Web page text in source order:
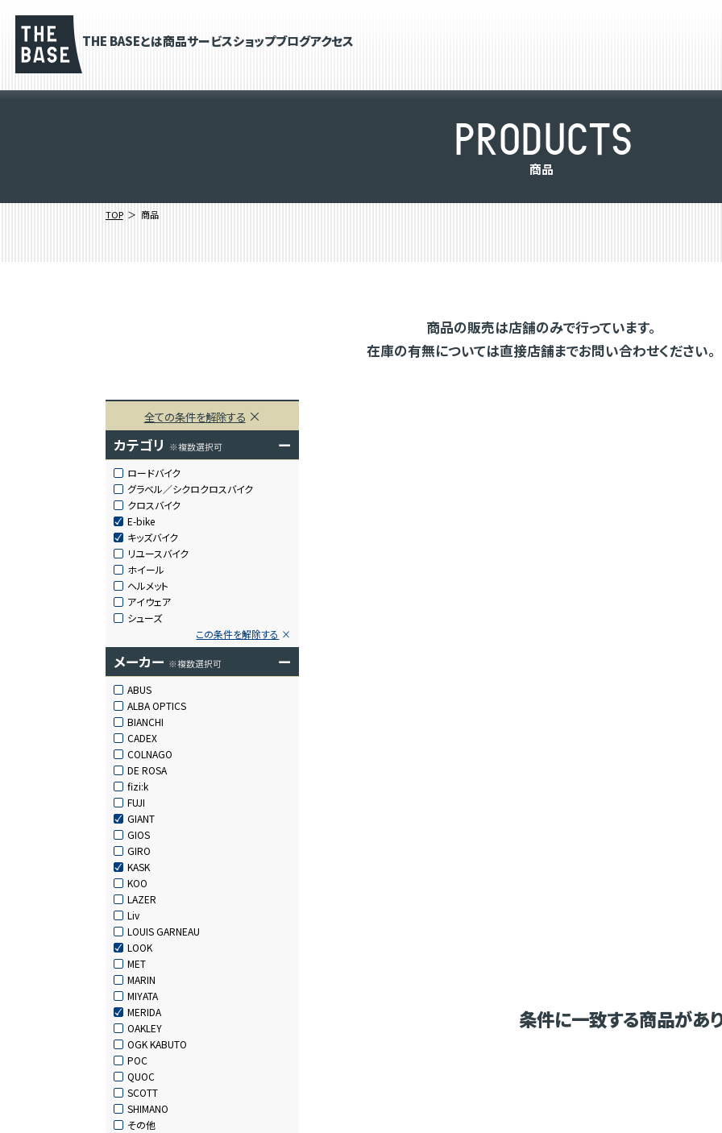
THE BASEとは商品サービスショップブログアクセス
PRODUCTS
商品
TOP 商品
商品の販売は店舗のみで行っています。
在庫の有無については直接店舗までお問い合わせください。
全ての条件を解除する
カテゴリ ※複数選択可 ー
ロードバイク
グラベル／シクロクロスバイク
クロスバイク
E-bike
キッズバイク
リユースバイク
ホイール
ヘルメット
アイウェア
シューズ
この条件を解除する
メーカー ※複数選択可 ー
ABUS
ALBA OPTICS
BIANCHI
CADEX
COLNAGO
DE ROSA
fizi:k
FUJI
GIANT
GIOS
GIRO
KASK
KOO
LAZER
Liv
LOUIS GARNEAU
LOOK
MET
MARIN
MIYATA
MERIDA
OAKLEY
OGK KABUTO
POC
QUOC
SCOTT
SHIMANO
その他
条件に一致する商品があ